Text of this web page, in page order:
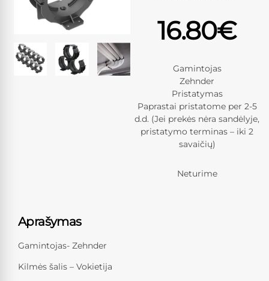
16.80€
Gamintojas
Zehnder
Pristatymas
Paprastai pristatome per 2-5
d.d. (Jei prekės nėra sandėlyje,
pristatymo terminas – iki 2
savaičių)
Neturime
Aprašymas
Gamintojas- Zehnder
Kilmės šalis – Vokietija